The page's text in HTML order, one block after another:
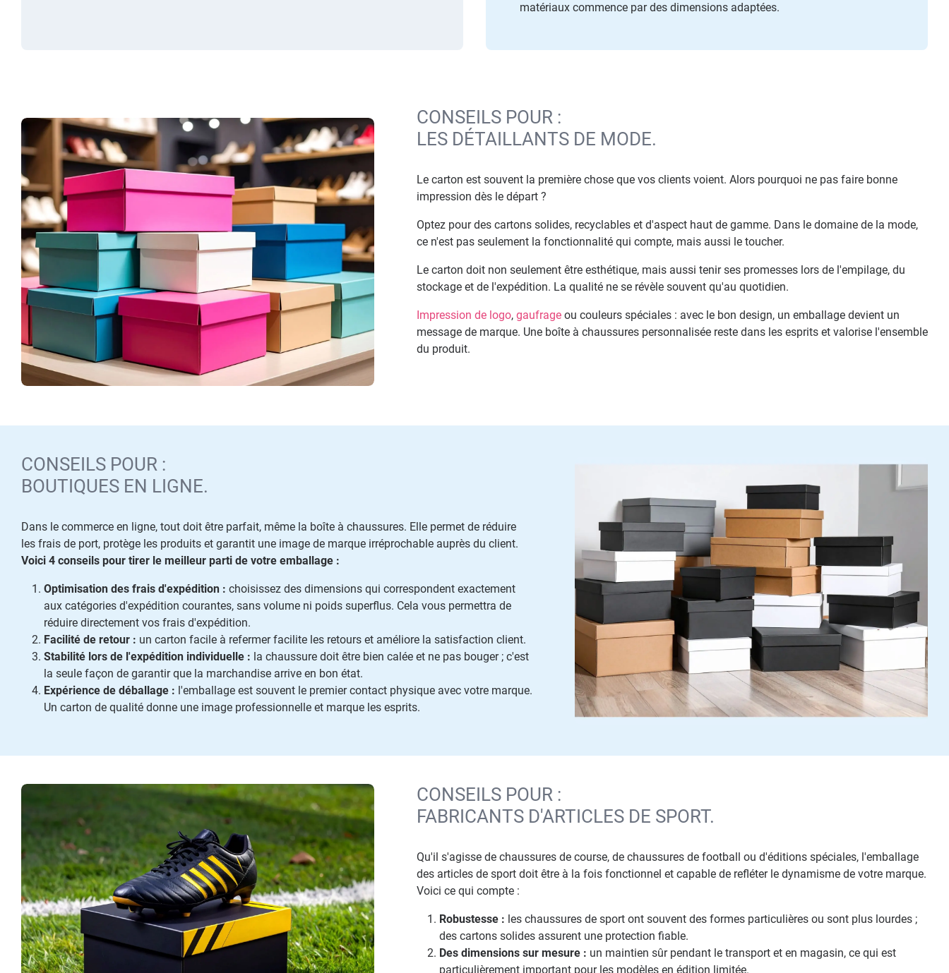
matériaux commence par des dimensions adaptées.
CONSEILS POUR :
LES DÉTAILLANTS DE MODE.
Le carton est souvent la première chose que vos clients voient. Alors pourquoi ne pas faire bonne
impression dès le départ ?
Optez pour des cartons solides, recyclables et d'aspect haut de gamme. Dans le domaine de la mode,
ce n'est pas seulement la fonctionnalité qui compte, mais aussi le toucher.
Le carton doit non seulement être esthétique, mais aussi tenir ses promesses lors de l'empilage, du
stockage et de l'expédition. La qualité ne se révèle souvent qu'au quotidien.
Impression de logo, gaufrage ou couleurs spéciales : avec le bon design, un emballage devient un
message de marque. Une boîte à chaussures personnalisée reste dans les esprits et valorise l'ensemble
du produit.
CONSEILS POUR :
BOUTIQUES EN LIGNE.
Dans le commerce en ligne, tout doit être parfait, même la boîte à chaussures. Elle permet de réduire
les frais de port, protège les produits et garantit une image de marque irréprochable auprès du client.
Voici 4 conseils pour tirer le meilleur parti de votre emballage :
Optimisation des frais d'expédition : choisissez des dimensions qui correspondent exactement
aux catégories d'expédition courantes, sans volume ni poids superflus. Cela vous permettra de
réduire directement vos frais d'expédition.
Facilité de retour : un carton facile à refermer facilite les retours et améliore la satisfaction client.
Stabilité lors de l'expédition individuelle : la chaussure doit être bien calée et ne pas bouger ; c'est
la seule façon de garantir que la marchandise arrive en bon état.
Expérience de déballage : l'emballage est souvent le premier contact physique avec votre marque.
Un carton de qualité donne une image professionnelle et marque les esprits.
CONSEILS POUR :
FABRICANTS D'ARTICLES DE SPORT.
Qu'il s'agisse de chaussures de course, de chaussures de football ou d'éditions spéciales, l'emballage
des articles de sport doit être à la fois fonctionnel et capable de refléter le dynamisme de votre marque.
Voici ce qui compte :
Robustesse : les chaussures de sport ont souvent des formes particulières ou sont plus lourdes ;
des cartons solides assurent une protection fiable.
Des dimensions sur mesure : un maintien sûr pendant le transport et en magasin, ce qui est
particulièrement important pour les modèles en édition limitée.